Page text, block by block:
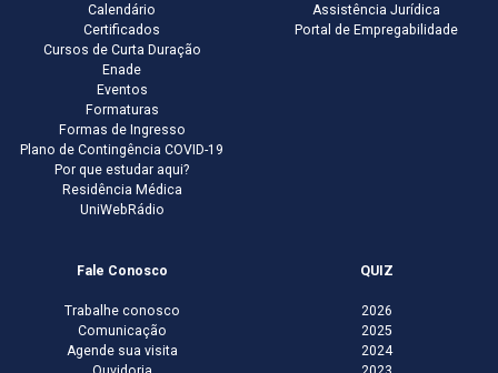
Calendário
Certificados
Cursos de Curta Duração
Enade
Eventos
Formaturas
Formas de Ingresso
Plano de Contingência COVID-19
Por que estudar aqui?
Residência Médica
UniWebRádio
Assistência Jurídica
Portal de Empregabilidade
Fale Conosco
Trabalhe conosco
Comunicação
Agende sua visita
QUIZ
2026
2025
2024